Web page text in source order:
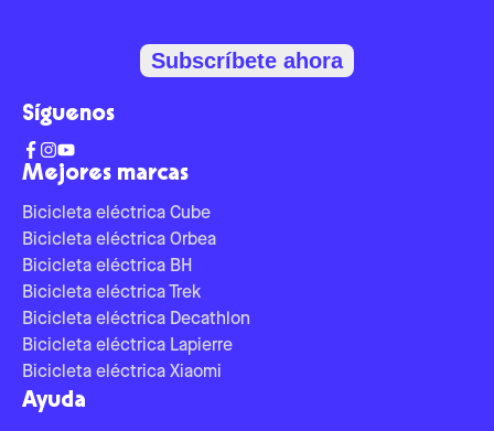
Mejores marcas
Bicicleta eléctrica Cube
Bicicleta eléctrica Orbea
Bicicleta eléctrica BH
Bicicleta eléctrica Trek
Bicicleta eléctrica Decathlon
Bicicleta eléctrica Lapierre
Bicicleta eléctrica Xiaomi
Ayuda
Subscríbete ahora
Síguenos